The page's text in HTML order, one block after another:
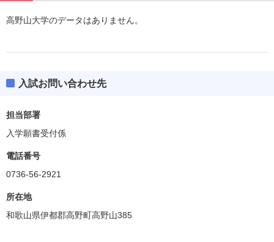
高野山大学のデータはありません。
入試お問い合わせ先
担当部署
入学願書受付係
電話番号
0736-56-2921
所在地
和歌山県伊都郡高野町高野山385